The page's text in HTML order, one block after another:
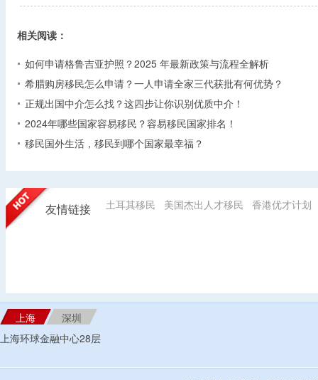
相关阅读：
如何申请格鲁吉亚护照？2025 年最新政策与流程全解析​
希腊购房移民怎么申请？一人申请全家三代获批有何优势？​
正规出国中介怎么找？这四步让你识别优质中介！
2024年哪些国家容易移民？容易移民国家排名！
移民国外生活，移民到哪个国家最幸福？
友情链接 土耳其移民 美国杰出人才移民 香港优才计划
上海
深圳
上海环球金融中心28层